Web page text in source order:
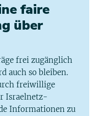
faire
über
frei zugänglich
auch so bleiben.
freiwillige
Israelnetz-
Informationen zu